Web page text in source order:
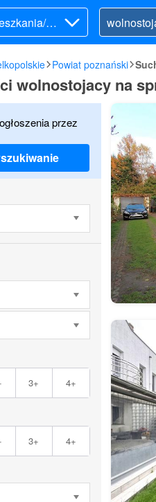
Do
(sprzedaż)
Powiat poznański
wolnostojacy na
przez
3+ 4+
3+ 4+